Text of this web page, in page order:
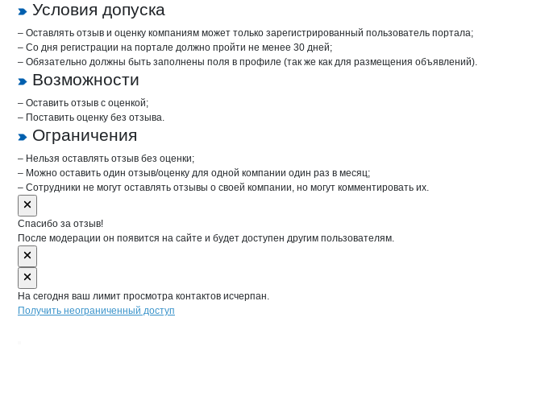
Условия допуска
– Оставлять отзыв и оценку компаниям может только зарегистрированный пользователь портала;
– Со дня регистрации на портале должно пройти не менее 30 дней;
– Обязательно должны быть заполнены поля в профиле (так же как для размещения объявлений).
Возможности
– Оставить отзыв с оценкой;
– Поставить оценку без отзыва.
Ограничения
– Нельзя оставлять отзыв без оценки;
– Можно оставить один отзыв/оценку для одной компании один раз в месяц;
– Сотрудники не могут оставлять отзывы о своей компании, но могут комментировать их.
Спасибо за отзыв!
После модерации он появится на сайте и будет доступен другим пользователям.
На сегодня ваш лимит просмотра контактов исчерпан.
Получить неограниченный доступ